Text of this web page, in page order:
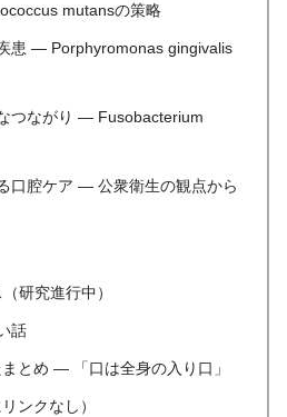
mutansの策略
患 ― Porphyromonas gingivalis
つながり ― Fusobacterium
口腔ケア ― 公衆衛生の観点から
研究進行中）
話
とめ ― 「口は全身の入り口」
ンクなし）